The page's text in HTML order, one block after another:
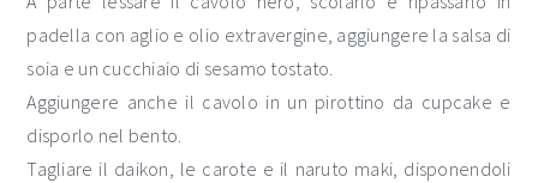
padella con aglio e olio extravergine, aggiungere la salsa di
soia e un cucchiaio di sesamo tostato.
Aggiungere anche il cavolo in un pirottino da cupcake e
disporlo nel bento.
Tagliare il daikon, le carote e il naruto maki, disponendoli